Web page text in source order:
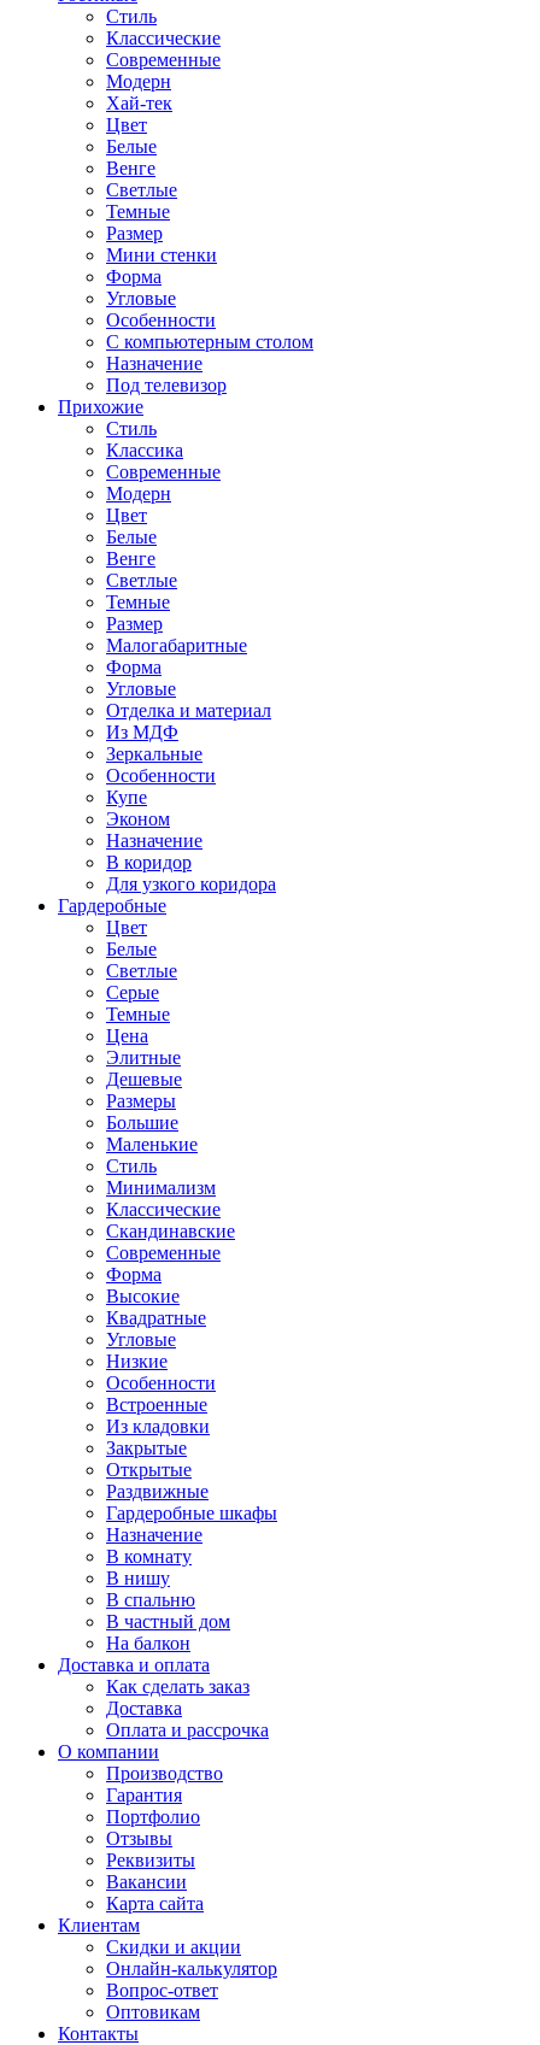
Стиль
Классические
Современные
Модерн
Хай-тек
Цвет
Белые
Венге
Светлые
Темные
Размер
Мини стенки
Форма
Угловые
Особенности
С компьютерным столом
Назначение
Под телевизор
Прихожие
Стиль
Классика
Современные
Модерн
Цвет
Белые
Венге
Светлые
Темные
Размер
Малогабаритные
Форма
Угловые
Отделка и материал
Из МДФ
Зеркальные
Особенности
Купе
Эконом
Назначение
В коридор
Для узкого коридора
Гардеробные
Цвет
Белые
Светлые
Серые
Темные
Цена
Элитные
Дешевые
Размеры
Большие
Маленькие
Стиль
Минимализм
Классические
Скандинавские
Современные
Форма
Высокие
Квадратные
Угловые
Низкие
Особенности
Встроенные
Из кладовки
Закрытые
Открытые
Раздвижные
Гардеробные шкафы
Назначение
В комнату
В нишу
В спальню
В частный дом
На балкон
Доставка и оплата
Как сделать заказ
Доставка
Оплата и рассрочка
О компании
Производство
Гарантия
Портфолио
Отзывы
Реквизиты
Вакансии
Карта сайта
Клиентам
Скидки и акции
Онлайн-калькулятор
Вопрос-ответ
Оптовикам
Контакты